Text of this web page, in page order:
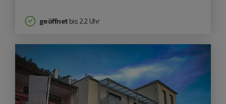
geöffnetbis 22 Uhr